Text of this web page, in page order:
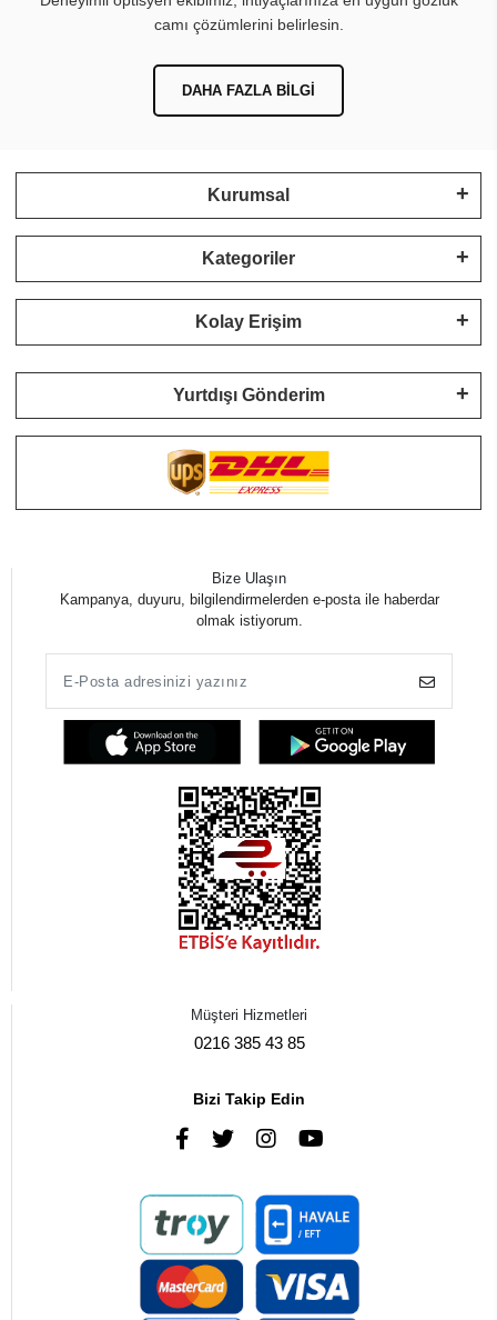
camı çözümlerini belirlesin.
DAHA FAZLA BILGI
Kurumsal
Kategoriler
Kolay Erişim
Yurtdışı Gönderim
Bize Ulaşın
Kampanya, duyuru, bilgilendirmelerden e-posta ile haberdar
olmak istiyorum.
Müşteri Hizmetleri
0216 385 43 85
Bizi Takip Edin